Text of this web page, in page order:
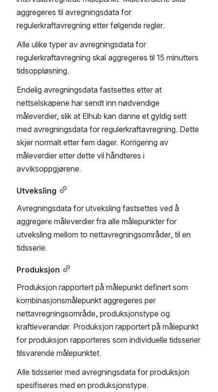
aggregeres til avregningsdata for
regulerkraftavregning etter følgende regler.
Alle ulike typer av avregningsdata for
regulerkraftavregning skal aggregeres til 15 minutters
tidsoppløsning.
Endelig avregningsdata fastsettes etter at
nettselskapene har sendt inn nødvendige
måleverdier, slik at Elhub kan danne et gyldig sett
med avregningsdata for regulerkraftavregning. Dette
skjer normalt etter fem dager. Korrigering av
måleverdier etter dette vil håndteres i
avviksoppgjørene.
Utveksling
Avregningsdata for utveksling fastsettes ved å
aggregere måleverdier fra alle målepunkter for
utveksling mellom to nettavregningsområder, til en
tidsserie.
Produksjon
Produksjon rapportert på målepunkt definert som
kombinasjonsmålepunkt aggregeres per
nettavregningsområde, produksjonstype og
kraftleverandør. Produksjon rapportert på målepunkt
for produksjon rapporteres som individuelle tidsserier
tilsvarende målepunktet.
Alle tidsserier med avregningsdata for produksjon
spesifiseres med en produksjonstype.